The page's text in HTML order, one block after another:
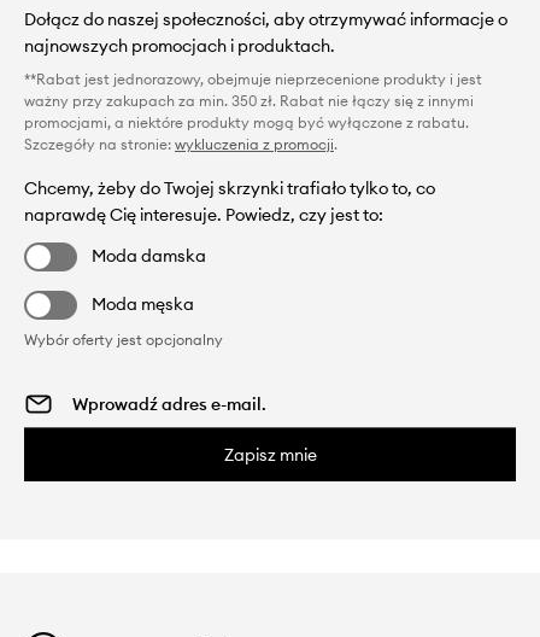
Dołącz do naszej społeczności, aby otrzymywać informacje o
najnowszych promocjach i produktach.
**Rabat jest jednorazowy, obejmuje nieprzecenione produkty i jest
ważny przy zakupach za min. 350 zł. Rabat nie łączy się z innymi
promocjami, a niektóre produkty mogą być wyłączone z rabatu.
Szczegóły na stronie: wykluczenia z promocji.
Chcemy, żeby do Twojej skrzynki trafiało tylko to, co
naprawdę Cię interesuje. Powiedz, czy jest to:
Moda damska
Moda męska
Wybór oferty jest opcjonalny
Zapisz mnie